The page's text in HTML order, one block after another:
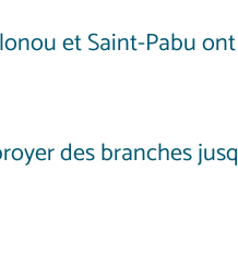
et Saint-Pabu
des branches